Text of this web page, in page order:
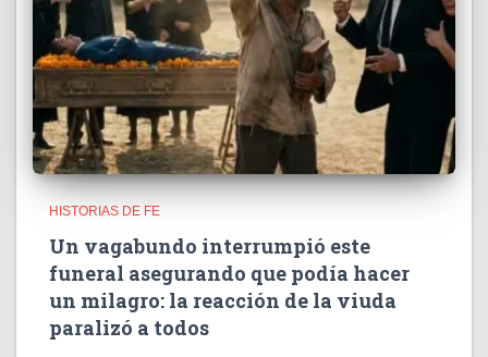
HISTORIAS DE FE
Un vagabundo interrumpió este
funeral asegurando que podía hacer
un milagro: la reacción de la viuda
paralizó a todos